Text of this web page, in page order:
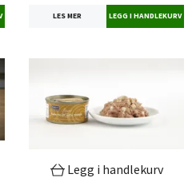
LES MER
Legg i handlekurv